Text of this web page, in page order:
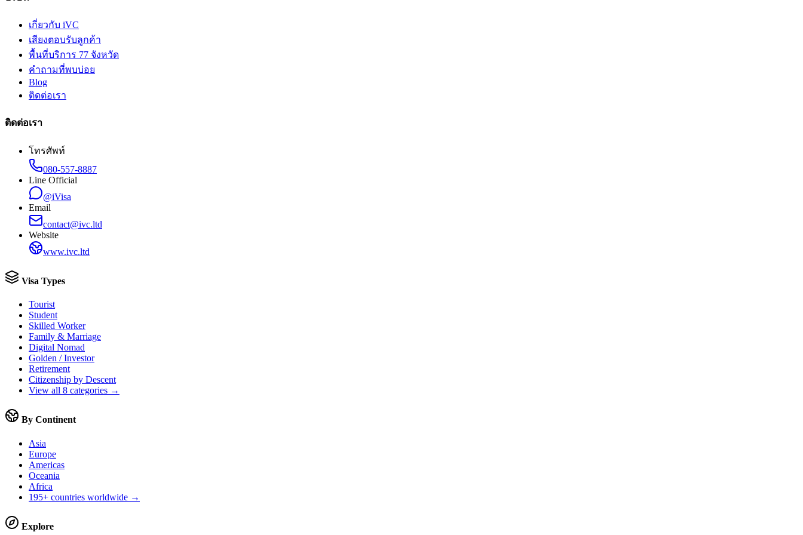
เกี่ยวกับ iVC
เสียงตอบรับลูกค้า
พื้นที่บริการ 77 จังหวัด
คำถามที่พบบ่อย
Blog
ติดต่อเรา
ติดต่อเรา
โทรศัพท์
080-557-8887
Line Official
@iVisa
Email
contact@ivc.ltd
Website
www.ivc.ltd
Visa Types
Tourist
Student
Skilled Worker
Family & Marriage
Digital Nomad
Golden / Investor
Retirement
Citizenship by Descent
View all 8 categories →
By Continent
Asia
Europe
Americas
Oceania
Africa
195+ countries worldwide →
Explore